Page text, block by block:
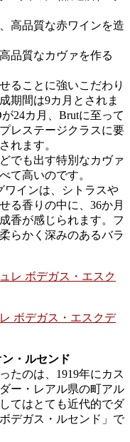
高品質な赤ワインを造
品質なカヴァを作る
ることに強いこだわり
期間は9カ月とされま
24カ月、Brutに至って
レステージクラスに要
れます。
でも出す特別なカヴァ
て高いのです。
ワインは、シトラスや
る香りの中に、36か月
香が感じられます。フ
らかく深みのあるバラ
ボデガス・エスクデ
・ルセンド
たのは、1919年にカス
ー・レアル県の町アル
てはとても近代的でダ
デガス・ルセンド」で